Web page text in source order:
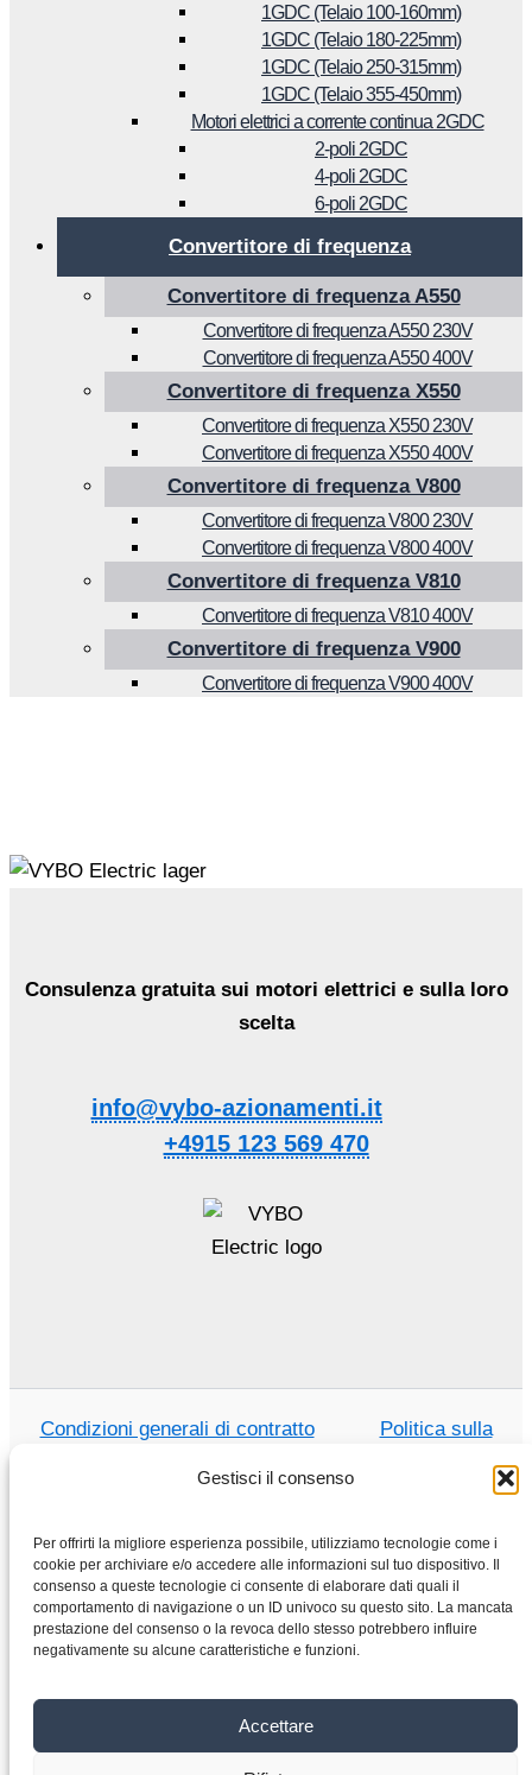
Gestisci il consenso
Per offrirti la migliore esperienza possibile, utilizziamo tecnologie come i
cookie per archiviare e/o accedere alle informazioni sul tuo dispositivo. Il
consenso a queste tecnologie ci consente di elaborare dati quali il
comportamento di navigazione o un ID univoco su questo sito. La mancata
prestazione del consenso o la revoca dello stesso potrebbero influire
negativamente su alcune caratteristiche e funzioni.
Accettare
1GDC (Telaio 100-160mm)
1GDC (Telaio 180-225mm)
1GDC (Telaio 250-315mm)
1GDC (Telaio 355-450mm)
Motori elettrici a corrente continua 2GDC
2-poli 2GDC
4-poli 2GDC
6-poli 2GDC
Convertitore di frequenza
Convertitore di frequenza A550
Convertitore di frequenza A550 230V
Convertitore di frequenza A550 400V
Convertitore di frequenza X550
Convertitore di frequenza X550 230V
Convertitore di frequenza X550 400V
Convertitore di frequenza V800
Convertitore di frequenza V800 230V
Convertitore di frequenza V800 400V
Convertitore di frequenza V810
Convertitore di frequenza V810 400V
Convertitore di frequenza V900
Convertitore di frequenza V900 400V
Consulenza gratuita sui motori elettrici e sulla loro
scelta
info@vybo-azionamenti.it
+4915 123 569 470
Condizioni generali di contratto
Politica sulla
Casa
Negozio
Motori elettrici
Cambio
Chi siamo